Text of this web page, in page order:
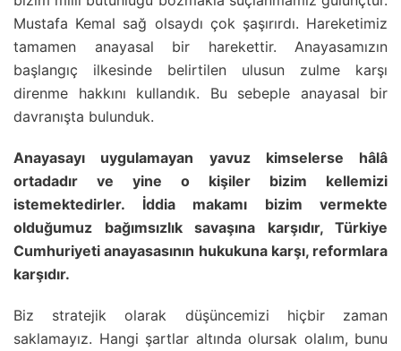
Mustafa Kemal sağ olsaydı çok şaşırırdı. Hareketimiz
tamamen anayasal bir harekettir. Anayasamızın
başlangıç ilkesinde belirtilen ulusun zulme karşı
direnme hakkını kullandık. Bu sebeple anayasal bir
davranışta bulunduk.
Anayasayı uygulamayan yavuz kimselerse hâlâ
ortadadır ve yine o kişiler bizim kellemizi
istemektedirler. İddia makamı bizim vermekte
olduğumuz bağımsızlık savaşına karşıdır, Türkiye
Cumhuriyeti anayasasının hukukuna karşı, reformlara
karşıdır.
Biz stratejik olarak düşüncemizi hiçbir zaman
saklamayız. Hangi şartlar altında olursak olalım, bunu